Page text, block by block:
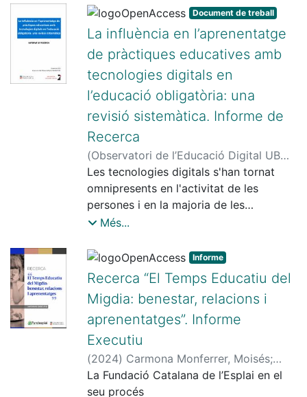
Document de treball
La influència en l’aprenentatge
de pràctiques educatives amb
tecnologies digitals en
l’educació obligatòria: una
revisió sistemàtica. Informe de
Recerca
(Observatori de l’Educació Digital UB
(OED UB). Universitat de Barcelona,
2025-12)Rubio Hurtado, María José
Fuertes-Alpiste, Marc;Santana López,
Álvaro
Les tecnologies digitals s'han tornat
omnipresents en l'activitat de les
persones i en la majoria de les
esferes de les seves vides (Floridi,
diferents administracions
educatives s'han preocupat de formar
als estudiants i als docents en el seu ús
i per a fomentar una
competència digital que vagi més enllà
d'un ús instrumental.
En el nostre context educatiu, diferents
organismes com la UNESCO, l'OCDE i la
Unió Europea han
Més...
Informe
Recerca “El Temps Educatiu del
Migdia: benestar, relacions i
aprenentatges”. Informe
Executiu
(2024) Carmona Monferrer, Moisés;
Llena Berñe, Asun;Núñez, Héctor
(Núñez López)
La Fundació Catalana de l’Esplai en el
seu procés